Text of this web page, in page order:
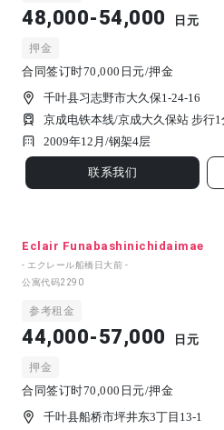
48,000-54,000 日元
押金
合同签订时70,000日元/押金
千叶县习志野市大久保1-24-16
京成电铁本线/京成大久保站 步行1
2009年12月/钢架4 层
联系我们
Eclair Funabashinichidaimae
- エクレール船橋日大前 -
公寓代码2290
参考租金
44,000-57,000 日元
押金
合同签订时70,000日元/押金
千叶县船桥市坪井东3丁目13-1